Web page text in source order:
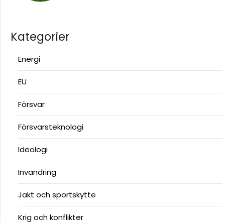
Kategorier
Energi
EU
Försvar
Försvarsteknologi
Ideologi
Invandring
Jakt och sportskytte
Krig och konflikter